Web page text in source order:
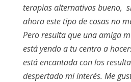
terapias alternativas bueno,
ahora este tipo de cosas no
Pero resulta que una amiga
está yendo a tu centro a
está encantada con los
despertado mi interés. Me